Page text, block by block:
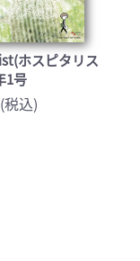
ホスピタリス
1号
税込)